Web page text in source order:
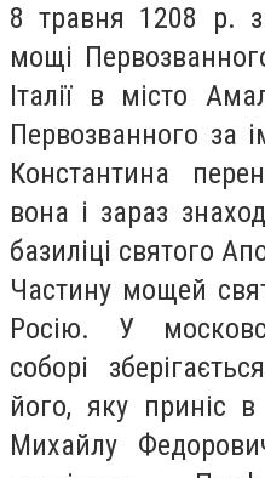
8 травня 1208 р.
мощі
Італії в місто
Первозванного за
Константина
вона і зараз
базиліці святого
Частину мощей
Росію. У
соборі
його, яку приніс
Михайлу